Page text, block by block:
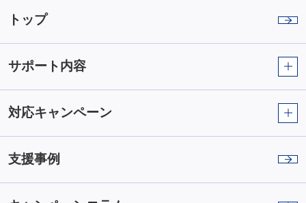
トップ
サポート内容
対応キャンペーン
支援事例